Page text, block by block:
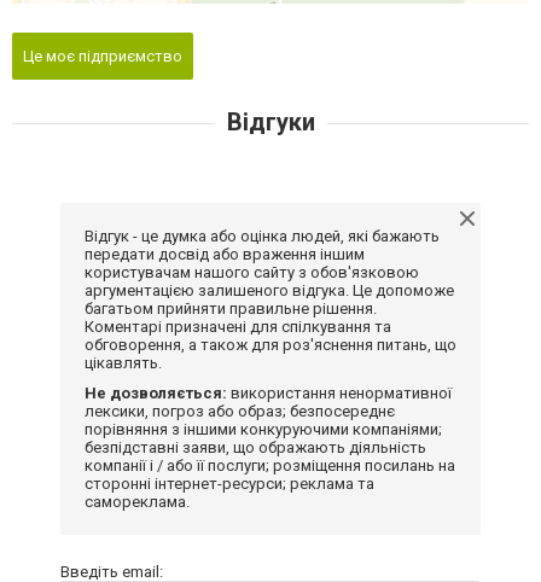
Це моє підприємство
Відгуки
Відгук - це думка або оцінка людей, які бажають
передати досвід або враження іншим
користувачам нашого сайту з обов'язковою
аргументацією залишеного відгука. Це допоможе
багатьом прийняти правильне рішення.
Коментарі призначені для спілкування та
обговорення, а також для роз'яснення питань, що
цікавлять.
Не дозволяється: використання ненормативної
лексики, погроз або образ; безпосереднє
порівняння з іншими конкуруючими компаніями;
безпідставні заяви, що ображають діяльність
компанії і / або її послуги; розміщення посилань на
сторонні інтернет-ресурси; реклама та
самореклама.
Введіть email: